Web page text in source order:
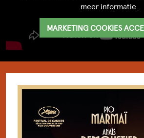
meer informatie.
MARKETING COOKIES